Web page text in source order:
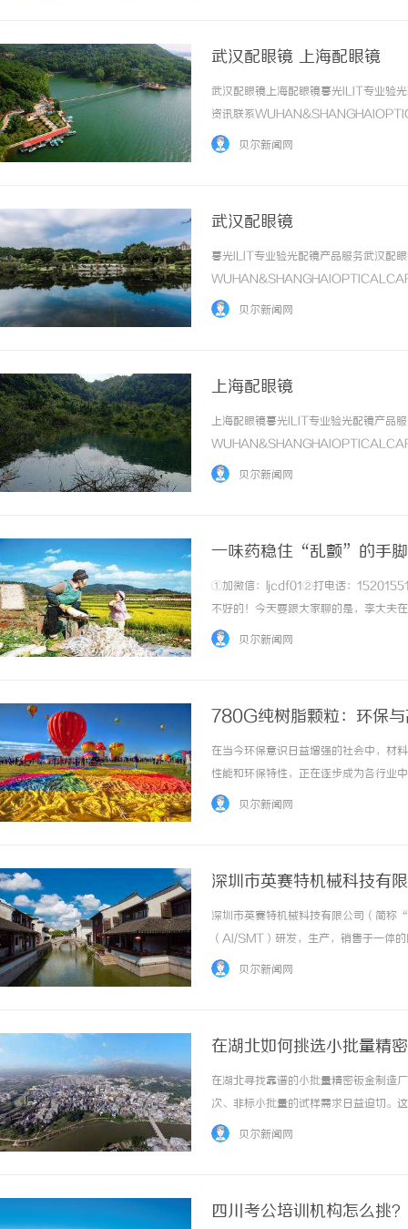
武汉配眼镜 上海配眼镜
武汉配眼镜上海配眼镜暮光ILIT专业验
资讯联系
品牌，现于武汉与上海设有4家门店。
贝尔新闻网
武汉配眼镜
暮光ILIT专业验光配镜产品服务武汉配
于武汉与上海设有4家门店。以完整验
贝尔新闻网
上海配眼镜
上海配眼镜暮光ILIT专业验光配镜产品
于武汉与上海设有4家门店。以完整验
贝尔新闻网
一味药稳住“乱颤”的手
风”二字？
①加微信：ljcdf01②打电话：
不好的！今天要跟大家聊的是，李大
丹”，专克那些扰乱身体的“内动虚风”
贝尔新闻网
780G纯树脂颗粒：环保
在当今环保意识日益增强的社会中，材
性能和环保特性，正在逐步成为各行业
应用场景、生产工艺及其在未来发展中
贝尔新闻网
深圳市英赛特机械科技有
深圳市英赛特机械科技有限公司（简
（AI/SMT）研发，生产，销售于一体
国内自动化设备之先河，优质之产品致
贝尔新闻网
在湖北如何挑选小批量精
在湖北寻找靠谱的小批量精密钣金制造
次、非标小批量的试样需求日益迫切。
高要求。武汉及周边虽集聚了众多制造
贝尔新闻网
四川考公培训机构怎么挑